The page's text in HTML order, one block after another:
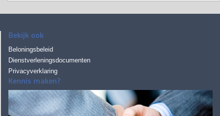
Bekijk ook
Beloningsbeleid
Dienstverleningsdocumenten
Privacyverklaring
Kennis maken?